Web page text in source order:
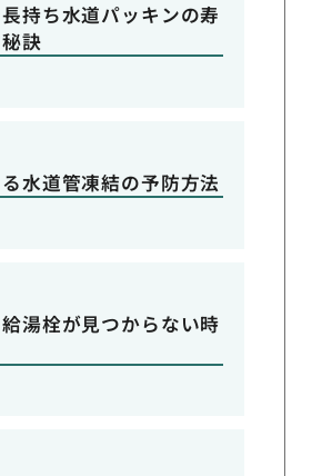
持ち水道パッキンの寿
訣
水道管凍結の予防方法
湯栓が見つからない時